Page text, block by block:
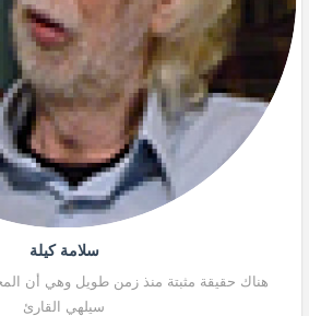
سلامة كيلة
هناك حقيقة مثبتة منذ زمن طويل وهي أن
سيلهي القارئ